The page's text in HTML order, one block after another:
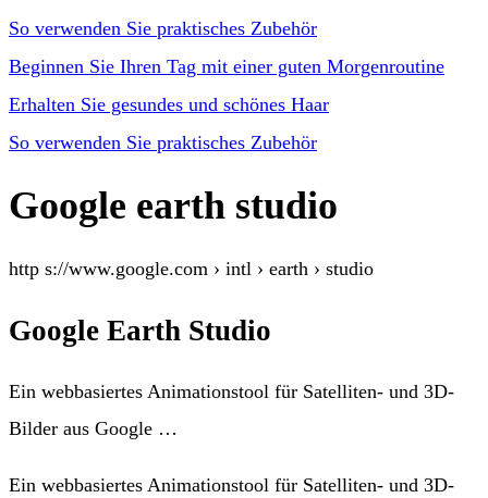
So verwenden Sie praktisches Zubehör
Beginnen Sie Ihren Tag mit einer guten Morgenroutine
Erhalten Sie gesundes und schönes Haar
So verwenden Sie praktisches Zubehör
Google earth studio
http s://www.google.com › intl › earth › studio
Google Earth Studio
Ein webbasiertes Animationstool für Satelliten- und 3D-
Bilder aus Google …
Ein webbasiertes Animationstool für Satelliten- und 3D-